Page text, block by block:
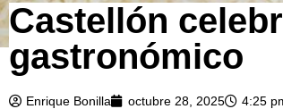
Castellón
gastronómico
Enrique Bonilla octubre 28, 2025 4:25